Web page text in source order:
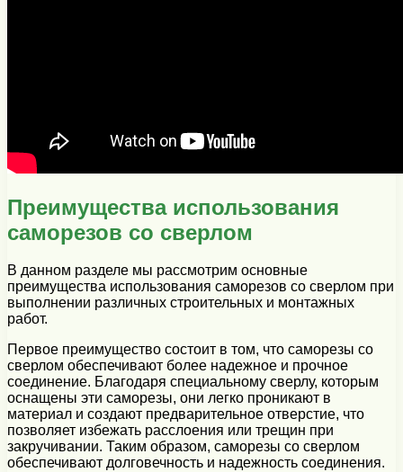
Преимущества использования
саморезов со сверлом
В данном разделе мы рассмотрим основные
преимущества использования саморезов со сверлом при
выполнении различных строительных и монтажных
работ.
Первое преимущество состоит в том, что саморезы со
сверлом обеспечивают более надежное и прочное
соединение. Благодаря специальному сверлу, которым
оснащены эти саморезы, они легко проникают в
материал и создают предварительное отверстие, что
позволяет избежать расслоения или трещин при
закручивании. Таким образом, саморезы со сверлом
обеспечивают долговечность и надежность соединения.